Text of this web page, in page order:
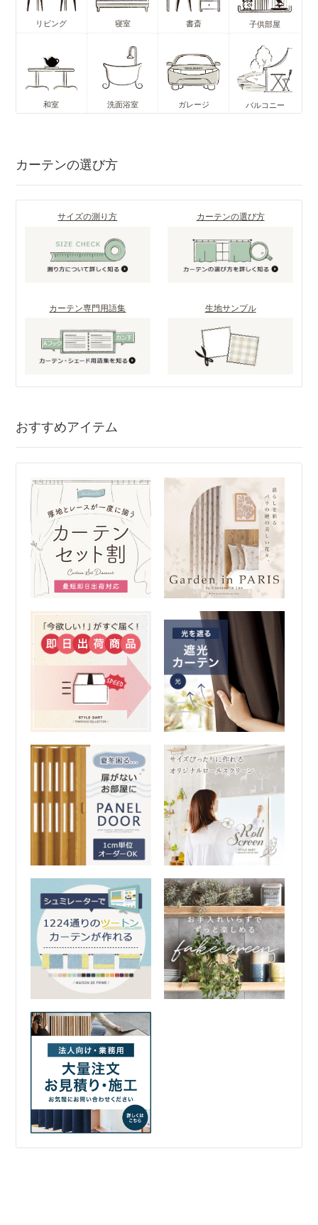
リビング 寝室 書斎 子供部屋
和室 洗面浴室 ガレージ バルコニー
カーテンの選び方
サイズの測り方 カーテンの選び方
カーテン専門用語集 生地サンプル
おすすめアイテム